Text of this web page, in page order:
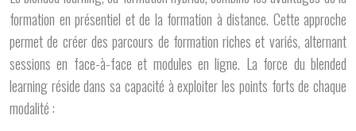
formation en présentiel et de la formation à distance. Cette approche
permet de créer des parcours de formation riches et variés, alternant
sessions en face-à-face et modules en ligne. La force du blended
learning réside dans sa capacité à exploiter les points forts de chaque
modalité :